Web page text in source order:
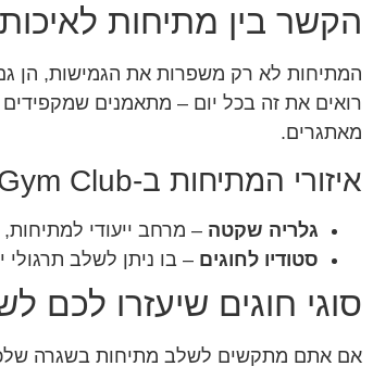
הקשר בין מתיחות לאיכות
המתיחות לא רק משפרות את הגמישות, הן גם
מאתגרים.
איזורי המתיחות ב-TLV Gym Club
גלריה שקטה – מרחב ייעודי
סטודיו לחוגים – בו ניתן לשלב
סוגי חוגים שיעזרו לכם
אם אתם מתקשים לשלב מתיחות בשגרה